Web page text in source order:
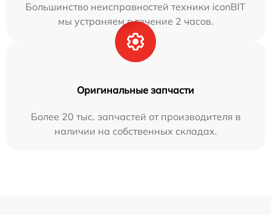
Большинство неисправностей техники iconBIT
мы устраняем в течение 2 часов.
Оригинальные запчасти
Более 20 тыс. запчастей от производителя в
наличии на собственных складах.